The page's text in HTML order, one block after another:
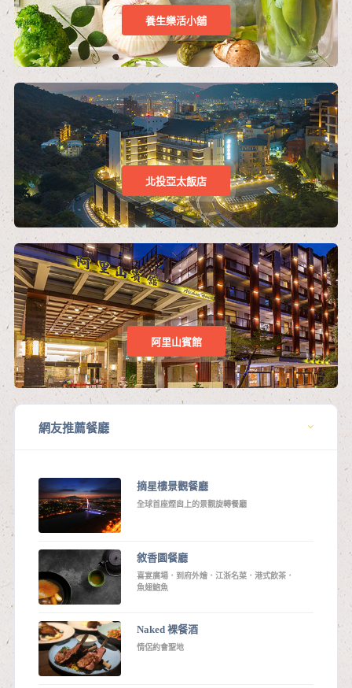
養生樂活小舖
北投亞太飯店
阿里山賓館
網友推薦餐廳
摘星樓景觀餐廳
全球首座煙囪上的景觀旋轉餐廳
敘香園餐廳
喜宴廣場．到府外燴．江浙名菜．港式飲茶．
魚翅鮑魚
Naked 裸餐酒
情侶約會聖地